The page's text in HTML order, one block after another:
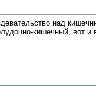
над
кишечный, вот и